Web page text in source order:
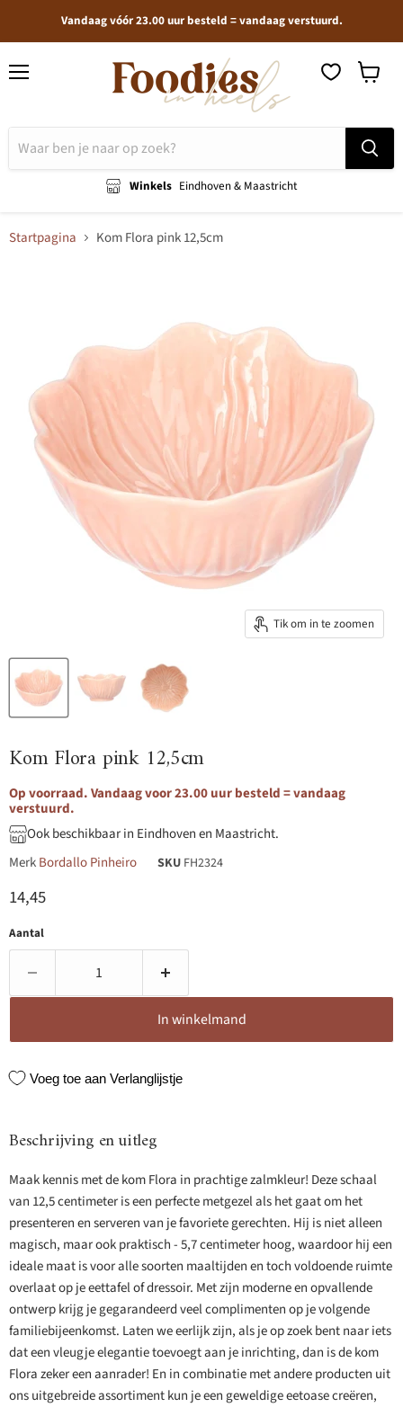
Vandaag vóór 23.00 uur besteld = vandaag verstuurd.
Winkels Eindhoven & Maastricht
Startpagina Kom Flora pink 12,5cm
Tik om in te zoomen
Kom Flora pink 12,5cm
Op voorraad. Vandaag voor 23.00 uur besteld = vandaag
verstuurd.
Ook beschikbaar in Eindhoven en Maastricht.
MerkBordallo Pinheiro SKU FH2324
Huidige prijs
14,45
Aantal
In winkelmand
Voeg toe aan Verlanglijstje
Beschrijving en uitleg
Maak kennis met de kom Flora in prachtige zalmkleur! Deze schaal
van 12,5 centimeter is een perfecte metgezel als het gaat om het
presenteren en serveren van je favoriete gerechten. Hij is niet alleen
magisch, maar ook praktisch - 5,7 centimeter hoog, waardoor hij een
ideale maat is voor alle soorten maaltijden en toch voldoende ruimte
overlaat op je eettafel of dressoir. Met zijn moderne en opvallende
ontwerp krijg je gegarandeerd veel complimenten op je volgende
familiebijeenkomst. Laten we eerlijk zijn, als je op zoek bent naar iets
dat een vleugje elegantie toevoegt aan je inrichting, dan is de kom
Flora zeker een aanrader! En in combinatie met andere producten uit
ons uitgebreide assortiment kun je een geweldige eetoase creëren,